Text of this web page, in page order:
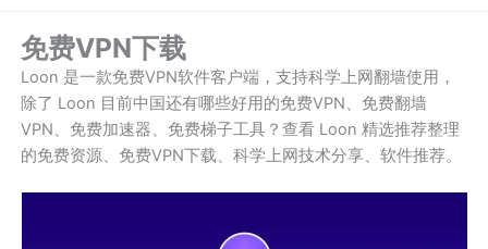
免费VPN下载
Loon 是一款免费VPN软件客户端，支持科学上网翻墙使用，
除了 Loon 目前中国还有哪些好用的免费VPN、免费翻墙
VPN、免费加速器、免费梯子工具？查看 Loon 精选推荐整理
的免费资源、免费VPN下载、科学上网技术分享、软件推荐。